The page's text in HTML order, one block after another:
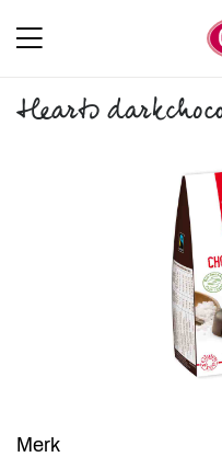
Hearts
Merk